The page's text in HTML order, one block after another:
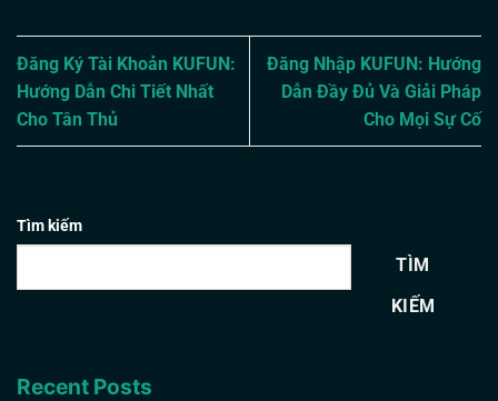
Đăng Ký Tài Khoản KUFUN:
Hướng Dẫn Chi Tiết Nhất
Cho Tân Thủ
Đăng Nhập KUFUN: Hướng
Dẫn Đầy Đủ Và Giải Pháp
Cho Mọi Sự Cố
Tìm kiếm
TÌM
KIẾM
Recent Posts